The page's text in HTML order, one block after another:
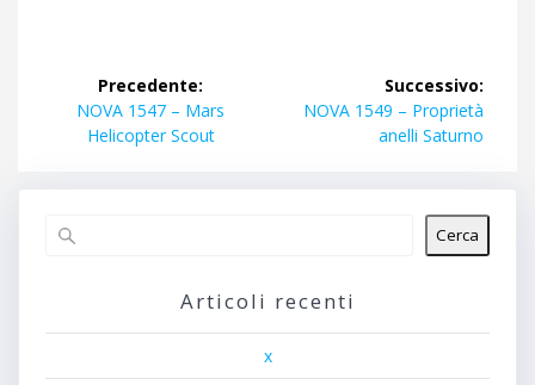
Navigazione
articoli
Precedente:
Articolo
precedente:
NOVA 1547 – Mars
Helicopter Scout
Successivo:
Articolo
successivo:
NOVA 1549 – Proprietà
anelli Saturno
Cerca
Articoli recenti
x